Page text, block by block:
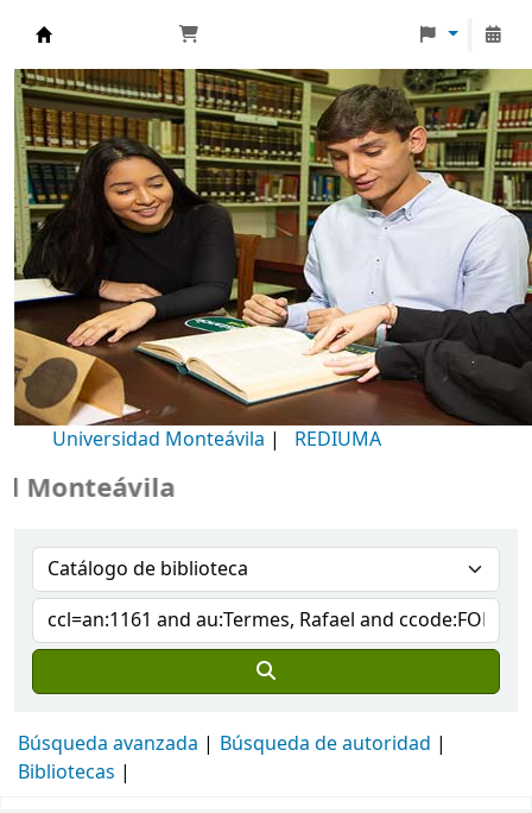
Biblioteca Universidad Monteávila
Universidad Monteávila | REDIUMA
Búsqueda avanzada
Búsqueda de autoridad
Bibliotecas